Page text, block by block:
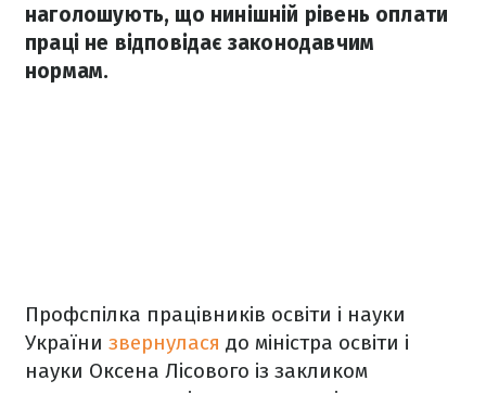
наголошують, що нинішній рівень оплати
праці не відповідає законодавчим
нормам.
Профспілка працівників освіти і науки
України звернулася до міністра освіти і
науки Оксена Лісового із закликом